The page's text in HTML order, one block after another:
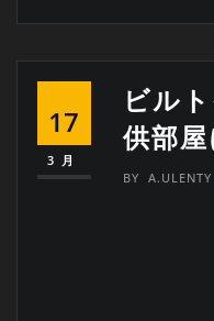
17
3月
ビル
供部